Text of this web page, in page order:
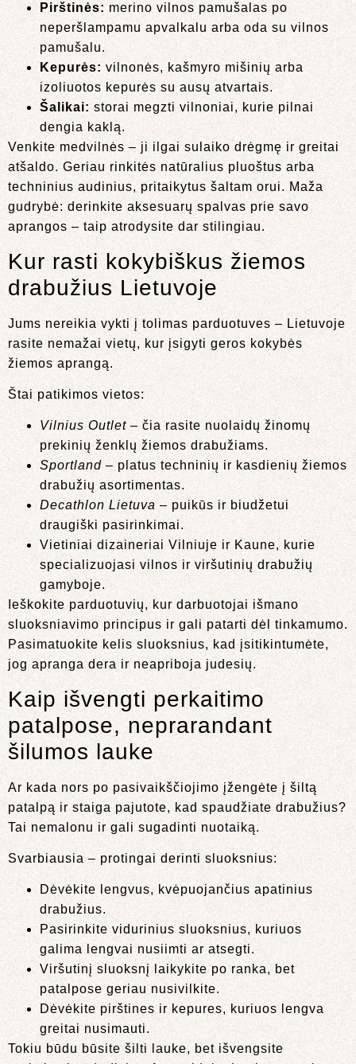
Pirštinės: merino vilnos pamušalas po
neperšlampamu apvalkalu arba oda su vilnos
pamušalu.
Kepurės: vilnonės, kašmyro mišinių arba
izoliuotos kepurės su ausų atvartais.
Šalikai: storai megzti vilnoniai, kurie pilnai
dengia kaklą.
Venkite medvilnės – ji ilgai sulaiko drėgmę ir greitai
atšaldo. Geriau rinkitės natūralius pluoštus arba
techninius audinius, pritaikytus šaltam orui. Maža
gudrybė: derinkite aksesuarų spalvas prie savo
aprangos – taip atrodysite dar stilingiau.
Kur rasti kokybiškus žiemos
drabužius Lietuvoje
Jums nereikia vykti į tolimas parduotuves – Lietuvoje
rasite nemažai vietų, kur įsigyti geros kokybės
žiemos aprangą.
Štai patikimos vietos:
Vilnius Outlet – čia rasite nuolaidų žinomų
prekinių ženklų žiemos drabužiams.
Sportland – platus techninių ir kasdienių žiemos
drabužių asortimentas.
Decathlon Lietuva – puikūs ir biudžetui
draugiški pasirinkimai.
Vietiniai dizaineriai Vilniuje ir Kaune, kurie
specializuojasi vilnos ir viršutinių drabužių
gamyboje.
Ieškokite parduotuvių, kur darbuotojai išmano
sluoksniavimo principus ir gali patarti dėl tinkamumo.
Pasimatuokite kelis sluoksnius, kad įsitikintumėte,
jog apranga dera ir neapriboja judesių.
Kaip išvengti perkaitimo
patalpose, neprarandant
šilumos lauke
Ar kada nors po pasivaikščiojimo įžengėte į šiltą
patalpą ir staiga pajutote, kad spaudžiate drabužius?
Tai nemalonu ir gali sugadinti nuotaiką.
Svarbiausia – protingai derinti sluoksnius:
Dėvėkite lengvus, kvėpuojančius apatinius
drabužius.
Pasirinkite vidurinius sluoksnius, kuriuos
galima lengvai nusiimti ar atsegti.
Viršutinį sluoksnį laikykite po ranka, bet
patalpose geriau nusivilkite.
Dėvėkite pirštines ir kepures, kuriuos lengva
greitai nusimauti.
Tokiu būdu būsite šilti lauke, bet išvengsite